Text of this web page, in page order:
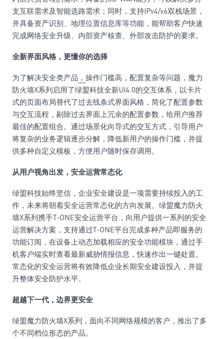
支互联需求及智能选路需求；同时，支持IPv4/v6双栈场景，
并具备资产识别、地理位置信息库等功能，能帮助客户快速
完成网络安全升级、内部资产核查、外部攻击防护的要求。
全新界面风格，更懂你的选择
为了解决安全类产品 ， 操作门槛高，配置复杂等问题，魔力
防火墙X系列启用了绿盟科技全新UI4.0的交互体系，以卡片
式的页面布局替代了过去线条式界面风格，简化了配置参数
与交互流程，剔除过去界面上冗余的配置参数，给用户推荐
最佳的配置组合。通过场景化向导式的交互方式，引导用户
将复杂的业务逻辑逐步分解，降低新用户的操作门槛，并提
供多种自定义模板，方便用户随时保存调用。
从用户视角出发，安全运营常态化
绿盟科技始终坚信，企业安全建设是一项需要持续投入的工
作，未来将朝着安全运营常态化的方向发展。绿盟魔力防火
墙X系列携手T-ONE安全运营平台 ，向用户提供一系列的安全
运营解决方案，支持通过T-ONE平台完成多种产品即服务的
功能订阅，在设备上动态加载相应的安全功能模块，通过手
机客户端实时查看最新威胁情报信息，快速作出一键处置。
常态化的安全运营将有效降低企业长期安全建设投入，并提
升整体安全防护水平。
超越下一代，边界更安全
绿盟魔力防火墙X系列，面向不同网络规模的客户，推出了多
个不同档位形态的产品。